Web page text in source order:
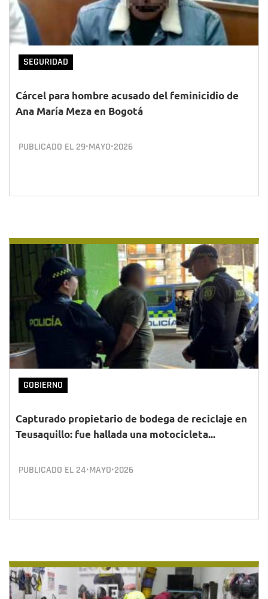
SEGURIDAD
Cárcel para hombre acusado del feminicidio de
Ana María Meza en Bogotá
PUBLICADO EL 29•MAYO•2026
GOBIERNO
Capturado propietario de bodega de reciclaje en
Teusaquillo: fue hallada una motocicleta...
PUBLICADO EL 24•MAYO•2026